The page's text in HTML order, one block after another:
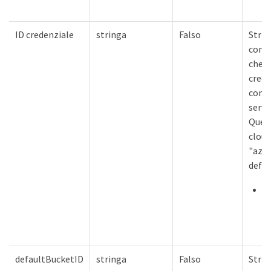
ID credenziale stringa Falso
che
defaultBucketID stringa Falso